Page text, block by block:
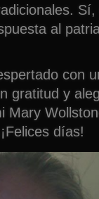
al
con
gratitud y
Mary
días!